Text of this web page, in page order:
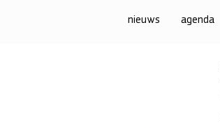
nieuws agenda